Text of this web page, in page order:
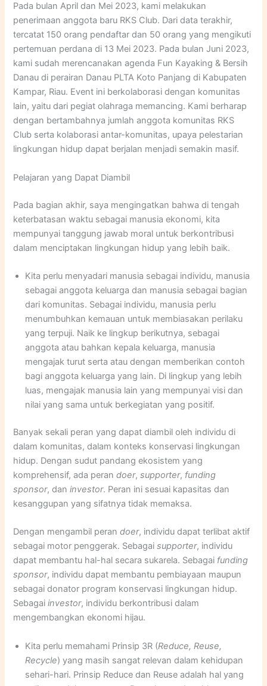
Pada bulan April dan Mei 2023, kami melakukan
penerimaan anggota baru RKS Club. Dari data terakhir,
tercatat 150 orang pendaftar dan 50 orang yang mengikuti
pertemuan perdana di 13 Mei 2023. Pada bulan Juni 2023,
kami sudah merencanakan agenda Fun Kayaking & Bersih
Danau di perairan Danau PLTA Koto Panjang di Kabupaten
Kampar, Riau. Event ini berkolaborasi dengan komunitas
lain, yaitu dari pegiat olahraga memancing. Kami berharap
dengan bertambahnya jumlah anggota komunitas RKS
Club serta kolaborasi antar-komunitas, upaya pelestarian
lingkungan hidup dapat berjalan menjadi semakin masif.
Pelajaran yang Dapat Diambil
Pada bagian akhir, saya mengingatkan bahwa di tengah
keterbatasan waktu sebagai manusia ekonomi, kita
mempunyai tanggung jawab moral untuk berkontribusi
dalam menciptakan lingkungan hidup yang lebih baik.
Kita perlu menyadari manusia sebagai individu, manusia
sebagai anggota keluarga dan manusia sebagai bagian
dari komunitas. Sebagai individu, manusia perlu
menumbuhkan kemauan untuk membiasakan perilaku
yang terpuji. Naik ke lingkup berikutnya, sebagai
anggota atau bahkan kepala keluarga, manusia
mengajak turut serta atau dengan memberikan contoh
bagi anggota keluarga yang lain. Di lingkup yang lebih
luas, mengajak manusia lain yang mempunyai visi dan
nilai yang sama untuk berkegiatan yang positif.
Banyak sekali peran yang dapat diambil oleh individu di
dalam komunitas, dalam konteks konservasi lingkungan
hidup. Dengan sudut pandang ekosistem yang
komprehensif, ada perandoer,supporter, funding
sponsor, daninvestor. Peran ini sesuai kapasitas dan
kesanggupan yang sifatnya tidak memaksa.
Dengan mengambil perandoer, individu dapat terlibat aktif
sebagai motor penggerak. Sebagaisupporter, individu
dapat membantu hal-hal secara sukarela. Sebagai funding
sponsor, individu dapat membantu pembiayaan maupun
sebagai donator program konservasi lingkungan hidup.
Sebagaiinvestor, individu berkontribusi dalam
mengembangkan ekonomi hijau.
Kita perlu memahami Prinsip 3R (Reduce, Reuse,
Recycle) yang masih sangat relevan dalam kehidupan
sehari-hari. Prinsip Reduce dan Reuse adalah hal yang